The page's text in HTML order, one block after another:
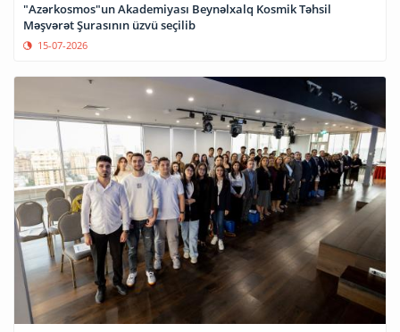
"Azərkosmos"un Akademiyası Beynəlxalq Kosmik Təhsil
Məşvərət Şurasının üzvü seçilib
15-07-2026